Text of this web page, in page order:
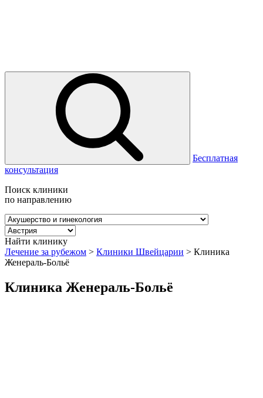
Бесплатная
консультация
Поиск клиники
по направлению
Найти клинику
Лечение за рубежом > Клиники Швейцарии > Клиника
Женераль-Больё
Клиника Женераль-Больё